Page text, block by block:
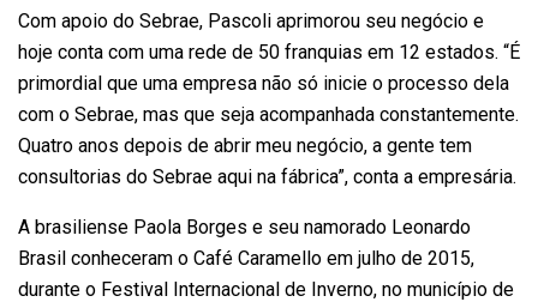
Com apoio do Sebrae, Pascoli aprimorou seu negócio e
hoje conta com uma rede de 50 franquias em 12 estados. “É
primordial que uma empresa não só inicie o processo dela
com o Sebrae, mas que seja acompanhada constantemente.
Quatro anos depois de abrir meu negócio, a gente tem
consultorias do Sebrae aqui na fábrica”, conta a empresária.
A brasiliense Paola Borges e seu namorado Leonardo
Brasil conheceram o Café Caramello em julho de 2015,
durante o Festival Internacional de Inverno, no município de